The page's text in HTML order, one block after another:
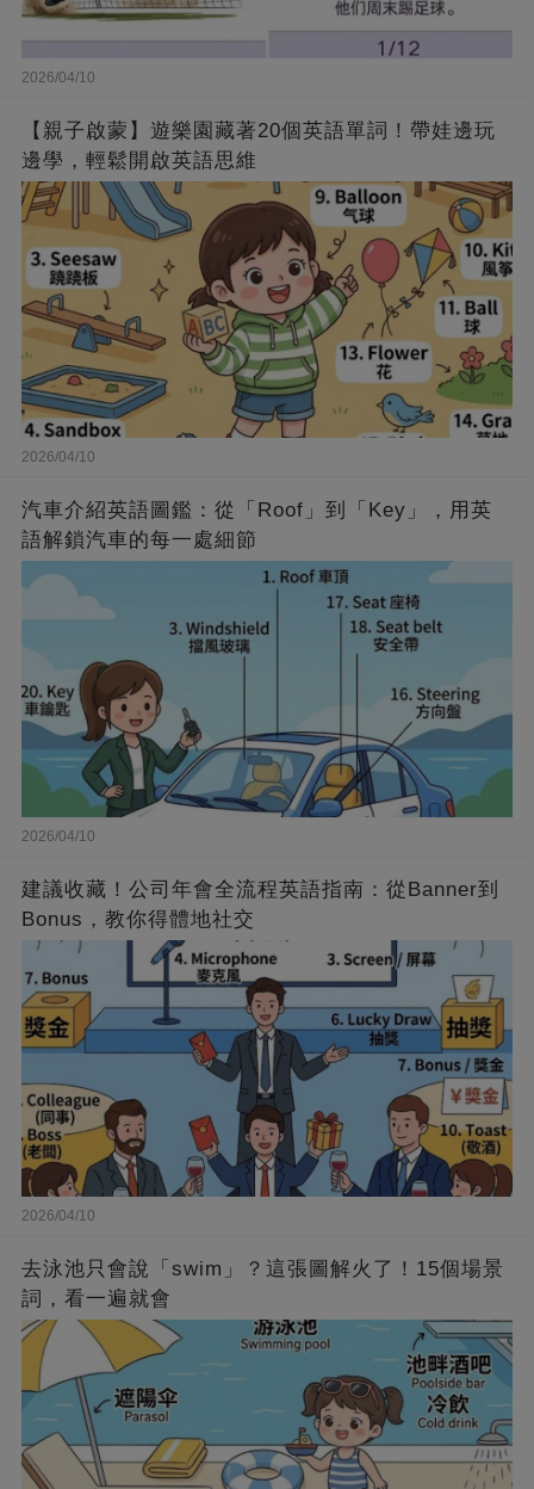
2026/04/10
【親子啟蒙】遊樂園藏著20個英語單詞！帶娃邊玩
邊學，輕鬆開啟英語思維
2026/04/10
汽車介紹英語圖鑑：從「Roof」到「Key」，用英
語解鎖汽車的每一處細節
2026/04/10
建議收藏！公司年會全流程英語指南：從Banner到
Bonus，教你得體地社交
2026/04/10
去泳池只會說「swim」？這張圖解火了！15個場景
詞，看一遍就會